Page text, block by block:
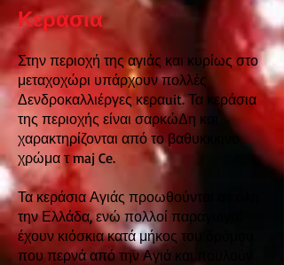
Κεράσια
Στην περιοχή της αγιάς και κυρίως στο
μεταχοχώρι υπάρχουν πολλές
Δενδροκαλλιέργες κεραuit. Τα κεράσια
της περιοχής είναι σαρκώΔη και
χαρακτηρίζονται από το βαθυκκκινο
χρώμα τ maj Ce.
Τα κεράσια Αγιάς προωθούνται σε όλη
την Ελλάδα, ενώ πολλοί παραγωγοί
έχουν κιόσκια κατά μήκος του δρόμου
που περνά από την Αγιά και πουλούν